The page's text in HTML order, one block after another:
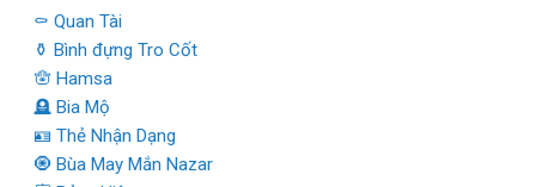
⚰ Quan Tài
⚱ Bình đựng Tro Cốt
🪬 Hamsa
🪦 Bia Mộ
🪪 Thẻ Nhận Dạng
🧿 Bùa May Mắn Nazar